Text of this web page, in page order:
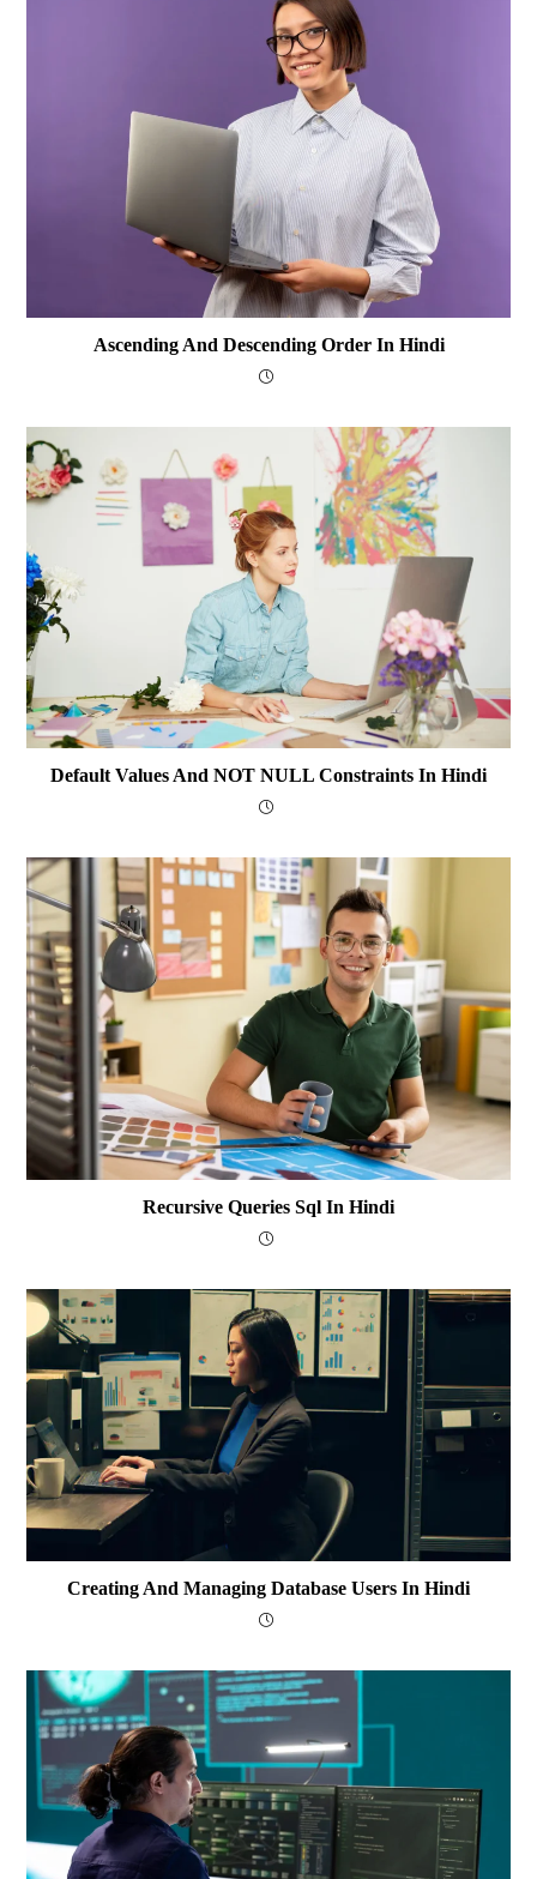
Ascending And Descending Order In Hindi
Default Values And NOT NULL Constraints In Hindi
Recursive Queries Sql In Hindi
Creating And Managing Database Users In Hindi